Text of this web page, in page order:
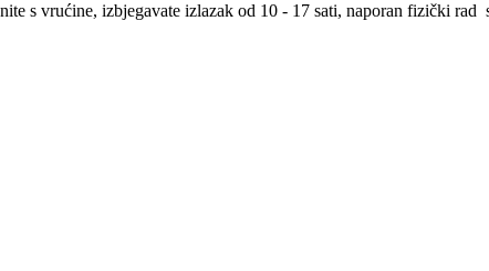
s vrućine, izbjegavate izlazak od 10 - 17 sati, naporan fizički